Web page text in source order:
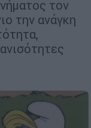
τον
την ανάγκη